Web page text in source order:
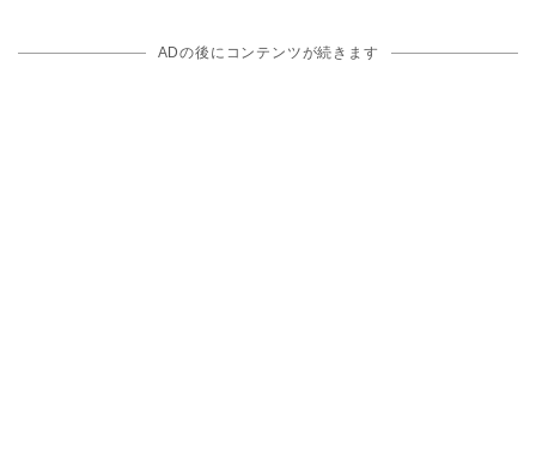
ADの後にコンテンツが続きます